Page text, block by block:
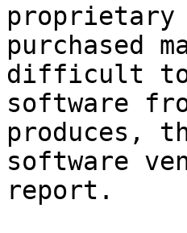
purchased
difficult to
software
produces,
software
report.